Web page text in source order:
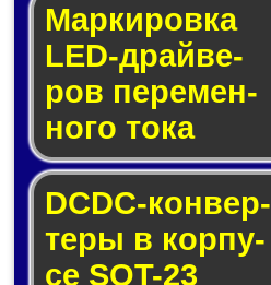
Маркировка
LED-драй­ве­
ров пе­ре­мен­
но­го то­ка
DCDC-кон­вер­
те­ры в кор­пу­
се SOT-23